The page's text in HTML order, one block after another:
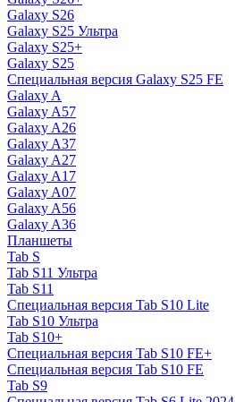
Galaxy S26
Galaxy S25 Ультра
Galaxy S25+
Galaxy S25
Специальная версия Galaxy S25 FE
Galaxy A
Galaxy A57
Galaxy A26
Galaxy A37
Galaxy A27
Galaxy A17
Galaxy A07
Galaxy A56
Galaxy A36
Планшеты
Tab S
Tab S11 Ультра
Tab S11
Специальная версия Tab S10 Lite
Tab S10 Ультра
Tab S10+
Специальная версия Tab S10 FE+
Специальная версия Tab S10 FE
Tab S9